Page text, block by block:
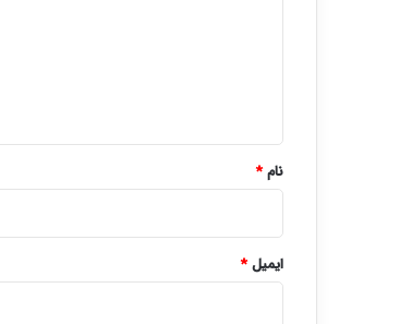
نام*
ایمیل*